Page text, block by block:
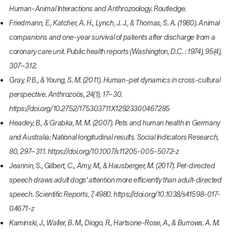
Human-Animal Interactions and Anthrozoology. Routledge.
Friedmann, E., Katcher, A. H., Lynch, J. J., & Thomas, S. A. (1980). Animal
companions and one-year survival of patients after discharge from a
coronary care unit. Public health reports (Washington, D.C. : 1974), 95(4),
307–312.
Gray, P. B., & Young, S. M. (2011). Human-pet dynamics in cross-cultural
perspective. Anthrozoös, 24(1), 17–30.
https://doi.org/10.2752/175303711X12923300467285
Headey, B., & Grabka, M. M. (2007). Pets and human health in Germany
and Australia: National longitudinal results. Social Indicators Research,
80, 297–311. https://doi.org/10.1007/s11205-005-5072-z
Jeannin, S., Gilbert, C., Amy, M., & Hausberger, M. (2017). Pet-directed
speech draws adult dogs' attention more efficiently than adult-directed
speech. Scientific Reports, 7, 4980. https://doi.org/10.1038/s41598-017-
04671-z
Kaminski, J., Waller, B. M., Diogo, R., Hartsone-Rose, A., & Burrows, A. M.